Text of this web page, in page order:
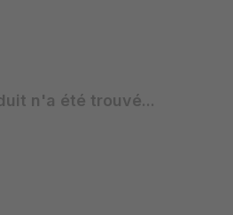
n'a été trouvé...